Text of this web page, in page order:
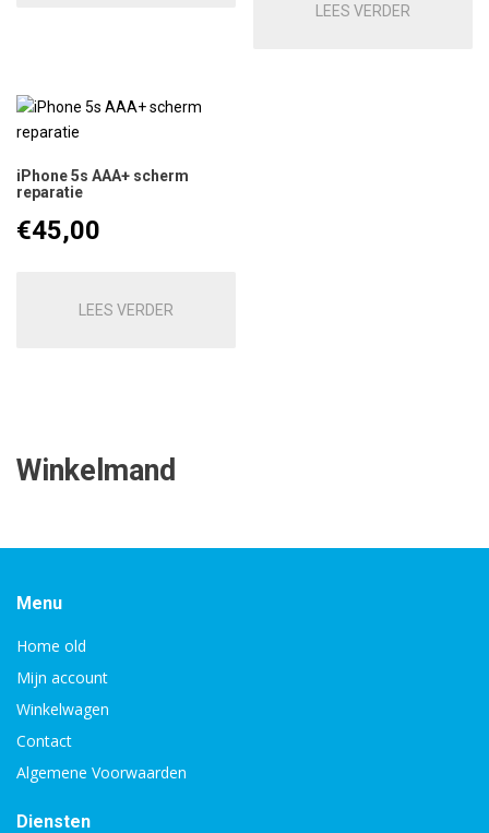
LEES VERDER
iPhone 5s AAA+ scherm
reparatie
€45,00
LEES VERDER
Winkelmand
Menu
Home old
Mijn account
Winkelwagen
Contact
Algemene Voorwaarden
Diensten